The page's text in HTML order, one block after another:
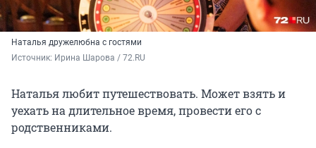
Наталья дружелюбна с гостями
Источник: Ирина Шарова / 72.RU
Наталья любит путешествовать. Может взять и
уехать на длительное время, провести его с
родственниками.